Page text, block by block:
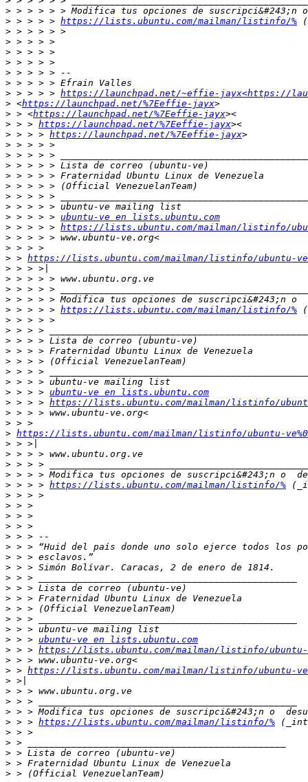
>
> > > > > https://lists.ubuntu.com/mailman/listinfo/%
>
>
>
>
>
>
> > > > > https://launchpad.net/~effie-jayx<https://
> <https://launchpad.net/%7Eeffie-jayx
> > <https://launchpad.net/%7Eeffie-jayx
> > > https://launchpad.net/%7Eeffie-jayx
> > > > https://launchpad.net/%7Eeffie-jayx
>
>
>
>
>
>
>
> > > > > ubuntu-ve en lists.ubuntu.com
> > > > > https://lists.ubuntu.com/mailman/listinfo/
>
>
> > https://lists.ubuntu.com/mailman/listinfo/ubuntu-
>
>
>
>
> > > > > https://lists.ubuntu.com/mailman/listinfo/%
>
>
>
>
>
>
>
> > > > ubuntu-ve en lists.ubuntu.com
> > > > https://lists.ubuntu.com/mailman/listinfo/
>
>
> https://lists.ubuntu.com/mailman/listinfo/ubuntu-
>
>
>
>
> > > > https://lists.ubuntu.com/mailman/listinfo/%
>
>
>
>
>
>
>
>
>
>
>
>
>
>
> > > ubuntu-ve en lists.ubuntu.com
> > > https://lists.ubuntu.com/mailman/listinfo/ubuntu-
>
> > https://lists.ubuntu.com/mailman/listinfo/ubuntu-
>
>
>
>
> > > https://lists.ubuntu.com/mailman/listinfo/%
>
>
>
>
>